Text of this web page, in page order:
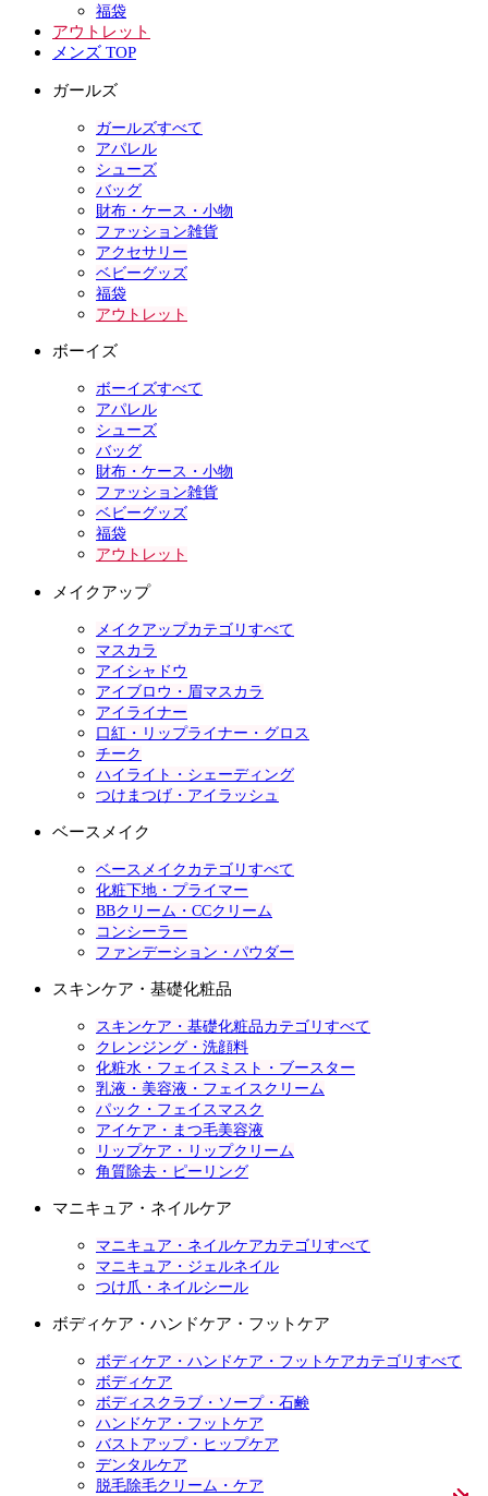
福袋
アウトレット
メンズ TOP
ガールズ
ガールズすべて
アパレル
シューズ
バッグ
財布・ケース・小物
ファッション雑貨
アクセサリー
ベビーグッズ
福袋
アウトレット
ボーイズ
ボーイズすべて
アパレル
シューズ
バッグ
財布・ケース・小物
ファッション雑貨
ベビーグッズ
福袋
アウトレット
メイクアップ
メイクアップカテゴリすべて
マスカラ
アイシャドウ
アイブロウ・眉マスカラ
アイライナー
口紅・リップライナー・グロス
チーク
ハイライト・シェーディング
つけまつげ・アイラッシュ
ベースメイク
ベースメイクカテゴリすべて
化粧下地・プライマー
BBクリーム・CCクリーム
コンシーラー
ファンデーション・パウダー
スキンケア・基礎化粧品
スキンケア・基礎化粧品カテゴリすべて
クレンジング・洗顔料
化粧水・フェイスミスト・ブースター
乳液・美容液・フェイスクリーム
パック・フェイスマスク
アイケア・まつ毛美容液
リップケア・リップクリーム
角質除去・ピーリング
マニキュア・ネイルケア
マニキュア・ネイルケアカテゴリすべて
マニキュア・ジェルネイル
つけ爪・ネイルシール
ボディケア・ハンドケア・フットケア
ボディケア・ハンドケア・フットケアカテゴリすべて
ボディケア
ボディスクラブ・ソープ・石鹸
ハンドケア・フットケア
バストアップ・ヒップケア
デンタルケア
脱毛除毛クリーム・ケア